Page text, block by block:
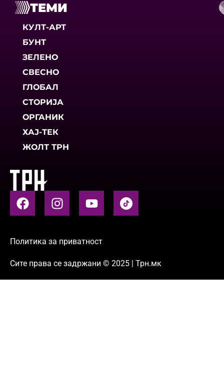
ТЕМИ
КУЛТ-АРТ
БУНТ
ЗЕЛЕНО
СВЕСНО
ГЛОБАЛ
СТОРИЈА
ОРГАНИК
ХАЈ-ТЕК
ЖОЛТ ТРН
Политика за приватност
Сите права се задржани © 2025 | Трн.мк